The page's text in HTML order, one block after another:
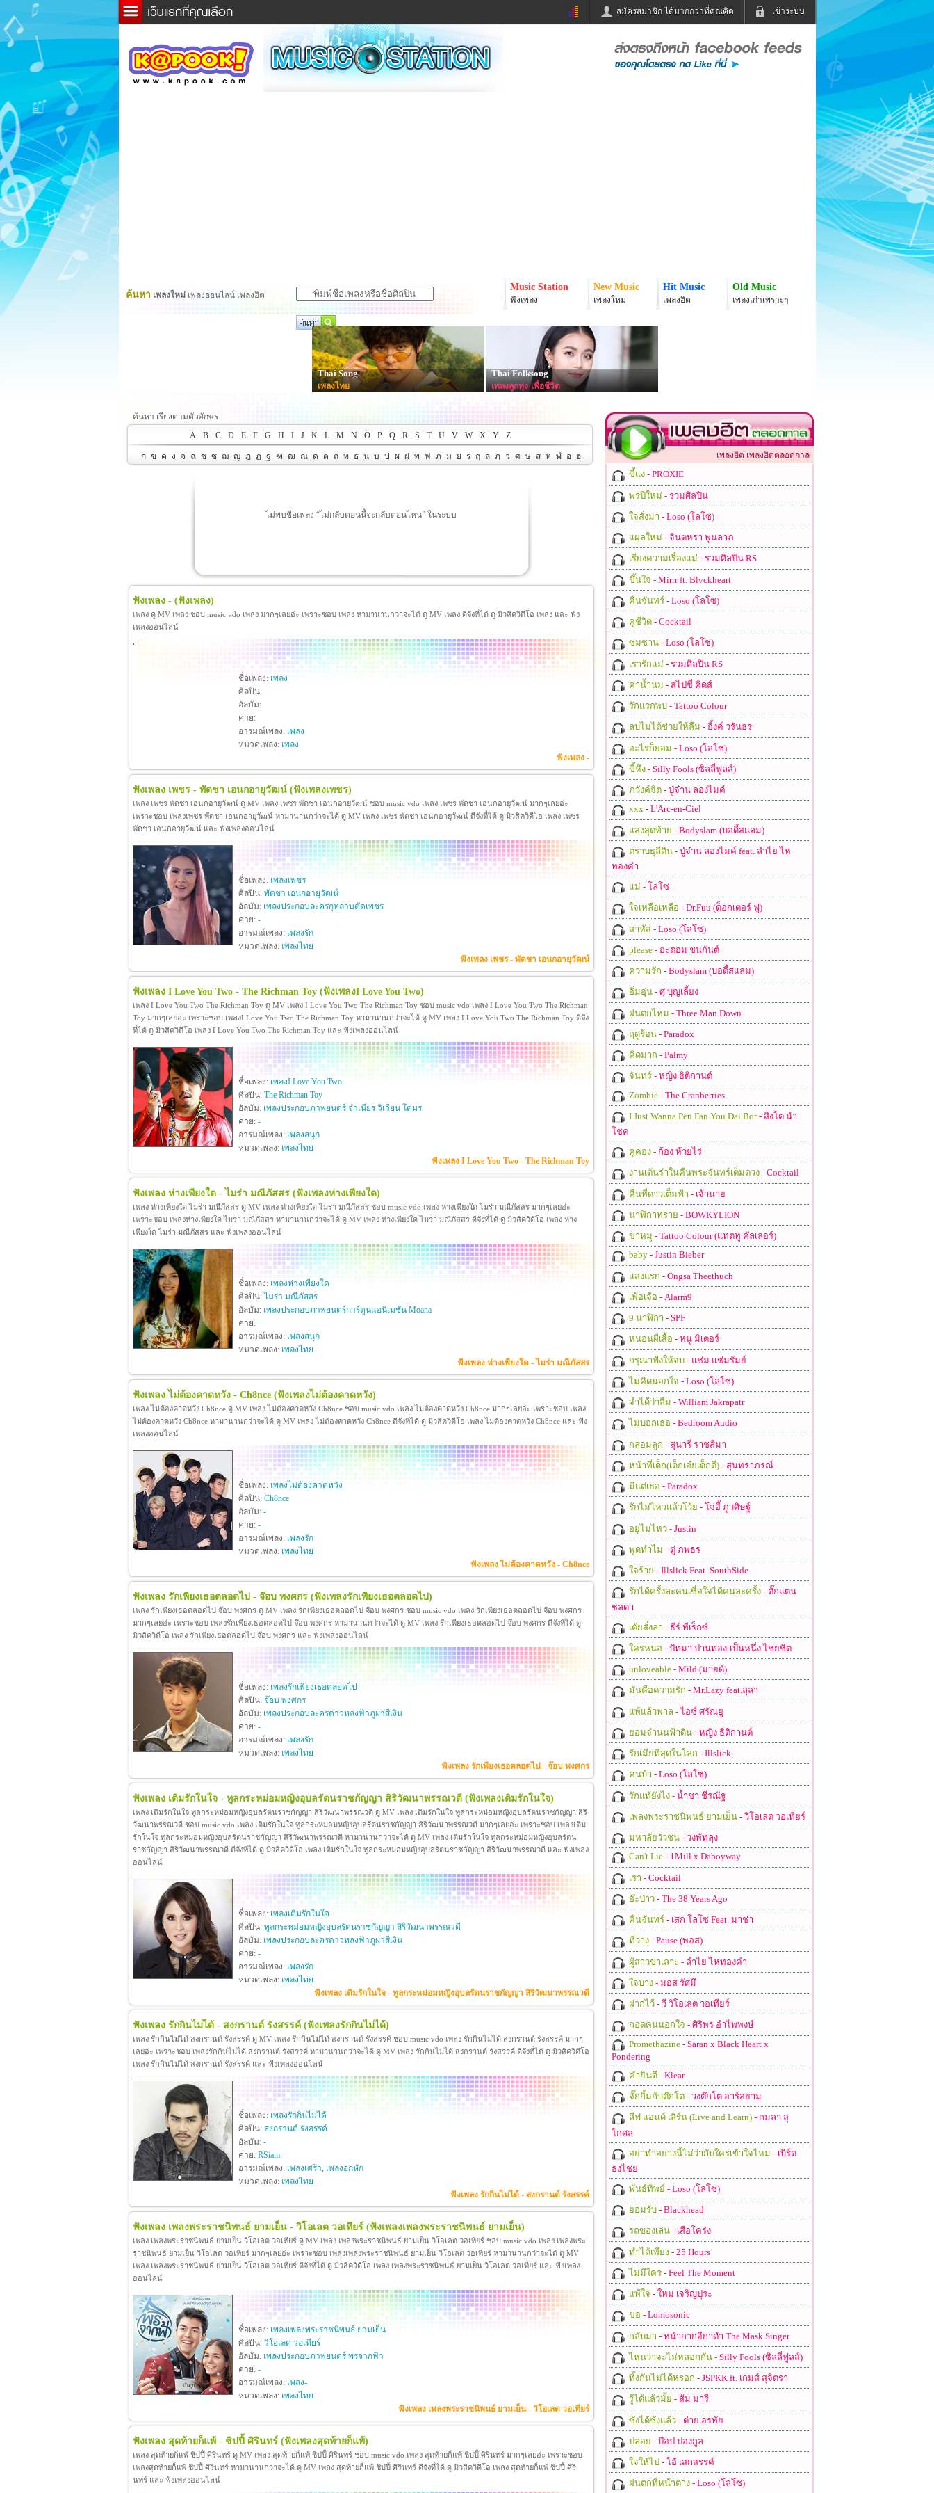
เข้าระบบ
สมัครสมาชิก ได้มากกว่าที่คุณคิด
ข่าวด่วน ข่าวสั้น
ละคร
หนังใหม่
ฟังวิทยุออนไลน์
หมากรุกไทย
Email
ค้นหา เพลงใหม่ เพลงออนไลน์ เพลงฮิต
Music Station
ฟังเพลง
New Music
เพลงใหม่
Hit Music
เพลงฮิต
Old Music
เพลงเก่าเพราะๆ
Thai Song
เพลงไทย
Thai Folksong
เพลงลูกทุ่ง-เพื่อชีวิต
ค้นหา เรียงตามตัวอักษร
A
B C D E F G H I J K L M N O P Q R S T U V W X Y Z
ก ข ค ง จ ฉ ช ซ ฌ ญ ฎ ฏ ฐ ฑ ฒ ณ ด ต ถ ท ธ น บ ป ผ ฝ พ ฟ ภ ม ย ร ฤ ล ฦ ว ศ ษ ส ห ฬ อ ฮ
ไม่พบชื่อเพลง “ไม่กลับตอนนี้จะกลับตอนไหน” ในระบบ
ฟังเพลง - (ฟังเพลง)
เพลง ดู MV เพลง ชอบ music vdo เพลง มากๆเลยอ่ะ เพราะชอบ เพลง หามานานกว่าจะได้ ดู MV เพลง ดีจังที่ได้ ดู มิวสิควิดีโอ เพลง และ ฟัง
เพลงออนไลน์
ชื่อเพลง: เพลง
ศิลปิน:
อัลบัม:
ค่าย:
อารมณ์เพลง: เพลง
หมวดเพลง: เพลง
ฟังเพลง -
ฟังเพลง เพชร - พัดชา เอนกอายุวัฒน์ (ฟังเพลงเพชร)
เพลง เพชร พัดชา เอนกอายุวัฒน์ ดู MV เพลง เพชร พัดชา เอนกอายุวัฒน์ ชอบ music vdo เพลง เพชร พัดชา เอนกอายุวัฒน์ มากๆเลยอ่ะ
เพราะชอบ เพลงเพชร พัดชา เอนกอายุวัฒน์ หามานานกว่าจะได้ ดู MV เพลง เพชร พัดชา เอนกอายุวัฒน์ ดีจังที่ได้ ดู มิวสิควิดีโอ เพลง เพชร
พัดชา เอนกอายุวัฒน์ และ ฟังเพลงออนไลน์
ชื่อเพลง: เพลงเพชร
ศิลปิน: พัดชา เอนกอายุวัฒน์
อัลบัม: เพลงประกอบละครกุหลาบตัดเพชร
ค่าย: -
อารมณ์เพลง: เพลงรัก
หมวดเพลง: เพลงไทย
ฟังเพลง เพชร - พัดชา เอนกอายุวัฒน์
ฟังเพลง I Love You Two - The Richman Toy (ฟังเพลงI Love You Two)
เพลง I Love You Two The Richman Toy ดู MV เพลง I Love You Two The Richman Toy ชอบ music vdo เพลง I Love You Two The Richman
Toy มากๆเลยอ่ะ เพราะชอบ เพลงI Love You Two The Richman Toy หามานานกว่าจะได้ ดู MV เพลง I Love You Two The Richman Toy ดีจัง
ที่ได้ ดู มิวสิควิดีโอ เพลง I Love You Two The Richman Toy และ ฟังเพลงออนไลน์
ชื่อเพลง: เพลงI Love You Two
ศิลปิน: The Richman Toy
อัลบัม: เพลงประกอบภาพยนตร์ จำเนียร วิเวียน โตมร
ค่าย: -
อารมณ์เพลง: เพลงสนุก
หมวดเพลง: เพลงไทย
ฟังเพลง I Love You Two - The Richman Toy
ฟังเพลง ห่างเพียงใด - ไมร่า มณีภัสสร (ฟังเพลงห่างเพียงใด)
เพลง ห่างเพียงใด ไมร่า มณีภัสสร ดู MV เพลง ห่างเพียงใด ไมร่า มณีภัสสร ชอบ music vdo เพลง ห่างเพียงใด ไมร่า มณีภัสสร มากๆเลยอ่ะ
เพราะชอบ เพลงห่างเพียงใด ไมร่า มณีภัสสร หามานานกว่าจะได้ ดู MV เพลง ห่างเพียงใด ไมร่า มณีภัสสร ดีจังที่ได้ ดู มิวสิควิดีโอ เพลง ห่าง
เพียงใด ไมร่า มณีภัสสร และ ฟังเพลงออนไลน์
ชื่อเพลง: เพลงห่างเพียงใด
ศิลปิน: ไมร่า มณีภัสสร
อัลบัม: เพลงประกอบภาพยนตร์การ์ตูนแอนิเมชั่น Moana
ค่าย: -
อารมณ์เพลง: เพลงสนุก
หมวดเพลง: เพลงไทย
ฟังเพลง ห่างเพียงใด - ไมร่า มณีภัสสร
ฟังเพลง ไม่ต้องคาดหวัง - Ch8nce (ฟังเพลงไม่ต้องคาดหวัง)
เพลง ไม่ต้องคาดหวัง Ch8nce ดู MV เพลง ไม่ต้องคาดหวัง Ch8nce ชอบ music vdo เพลง ไม่ต้องคาดหวัง Ch8nce มากๆเลยอ่ะ เพราะชอบ เพลง
ไม่ต้องคาดหวัง Ch8nce หามานานกว่าจะได้ ดู MV เพลง ไม่ต้องคาดหวัง Ch8nce ดีจังที่ได้ ดู มิวสิควิดีโอ เพลง ไม่ต้องคาดหวัง Ch8nce และ ฟัง
เพลงออนไลน์
ชื่อเพลง: เพลงไม่ต้องคาดหวัง
ศิลปิน: Ch8nce
อัลบัม: -
ค่าย: -
อารมณ์เพลง: เพลงรัก
หมวดเพลง: เพลงไทย
ฟังเพลง ไม่ต้องคาดหวัง - Ch8nce
ฟังเพลง รักเพียงเธอตลอดไป - จ๊อบ พงศกร (ฟังเพลงรักเพียงเธอตลอดไป)
เพลง รักเพียงเธอตลอดไป จ๊อบ พงศกร ดู MV เพลง รักเพียงเธอตลอดไป จ๊อบ พงศกร ชอบ music vdo เพลง รักเพียงเธอตลอดไป จ๊อบ พงศกร
มากๆเลยอ่ะ เพราะชอบ เพลงรักเพียงเธอตลอดไป จ๊อบ พงศกร หามานานกว่าจะได้ ดู MV เพลง รักเพียงเธอตลอดไป จ๊อบ พงศกร ดีจังที่ได้ ดู
มิวสิควิดีโอ เพลง รักเพียงเธอตลอดไป จ๊อบ พงศกร และ ฟังเพลงออนไลน์
ชื่อเพลง: เพลงรักเพียงเธอตลอดไป
ศิลปิน: จ๊อบ พงศกร
อัลบัม: เพลงประกอบละครดาวหลงฟ้าภูผาสีเงิน
ค่าย: -
อารมณ์เพลง: เพลงรัก
หมวดเพลง: เพลงไทย
ฟังเพลง รักเพียงเธอตลอดไป - จ๊อบ พงศกร
ฟังเพลง เติมรักในใจ - ทูลกระหม่อมหญิงอุบลรัตนราชกัญญา สิริวัฒนาพรรณวดี (ฟังเพลงเติมรักในใจ)
เพลง เติมรักในใจ ทูลกระหม่อมหญิงอุบลรัตนราชกัญญา สิริวัฒนาพรรณวดี ดู MV เพลง เติมรักในใจ ทูลกระหม่อมหญิงอุบลรัตนราชกัญญา สิริ
วัฒนาพรรณวดี ชอบ music vdo เพลง เติมรักในใจ ทูลกระหม่อมหญิงอุบลรัตนราชกัญญา สิริวัฒนาพรรณวดี มากๆเลยอ่ะ เพราะชอบ เพลงเติม
รักในใจ ทูลกระหม่อมหญิงอุบลรัตนราชกัญญา สิริวัฒนาพรรณวดี หามานานกว่าจะได้ ดู MV เพลง เติมรักในใจ ทูลกระหม่อมหญิงอุบลรัตน
ราชกัญญา สิริวัฒนาพรรณวดี ดีจังที่ได้ ดู มิวสิควิดีโอ เพลง เติมรักในใจ ทูลกระหม่อมหญิงอุบลรัตนราชกัญญา สิริวัฒนาพรรณวดี และ ฟังเพลง
ออนไลน์
ชื่อเพลง: เพลงเติมรักในใจ
ศิลปิน: ทูลกระหม่อมหญิงอุบลรัตนราชกัญญา สิริวัฒนาพรรณวดี
อัลบัม: เพลงประกอบละครดาวหลงฟ้าภูผาสีเงิน
ค่าย: -
อารมณ์เพลง: เพลงรัก
หมวดเพลง: เพลงไทย
ฟังเพลง เติมรักในใจ - ทูลกระหม่อมหญิงอุบลรัตนราชกัญญา สิริวัฒนาพรรณวดี
ฟังเพลง รักกินไม่ได้ - สงกรานต์ รังสรรค์ (ฟังเพลงรักกินไม่ได้)
เพลง รักกินไม่ได้ สงกรานต์ รังสรรค์ ดู MV เพลง รักกินไม่ได้ สงกรานต์ รังสรรค์ ชอบ music vdo เพลง รักกินไม่ได้ สงกรานต์ รังสรรค์ มากๆ
เลยอ่ะ เพราะชอบ เพลงรักกินไม่ได้ สงกรานต์ รังสรรค์ หามานานกว่าจะได้ ดู MV เพลง รักกินไม่ได้ สงกรานต์ รังสรรค์ ดีจังที่ได้ ดู มิวสิควิดีโอ
เพลง รักกินไม่ได้ สงกรานต์ รังสรรค์ และ ฟังเพลงออนไลน์
ชื่อเพลง: เพลงรักกินไม่ได้
ศิลปิน: สงกรานต์ รังสรรค์
อัลบัม: -
ค่าย: RSiam
อารมณ์เพลง: เพลงเศร้า, เพลงอกหัก
หมวดเพลง: เพลงไทย
ฟังเพลง รักกินไม่ได้ - สงกรานต์ รังสรรค์
ฟังเพลง เพลงพระราชนิพนธ์ ยามเย็น - วิโอเลต วอเทียร์ (ฟังเพลงเพลงพระราชนิพนธ์ ยามเย็น)
เพลง เพลงพระราชนิพนธ์ ยามเย็น วิโอเลต วอเทียร์ ดู MV เพลง เพลงพระราชนิพนธ์ ยามเย็น วิโอเลต วอเทียร์ ชอบ music vdo เพลง เพลงพระ
ราชนิพนธ์ ยามเย็น วิโอเลต วอเทียร์ มากๆเลยอ่ะ เพราะชอบ เพลงเพลงพระราชนิพนธ์ ยามเย็น วิโอเลต วอเทียร์ หามานานกว่าจะได้ ดู MV
เพลง เพลงพระราชนิพนธ์ ยามเย็น วิโอเลต วอเทียร์ ดีจังที่ได้ ดู มิวสิควิดีโอ เพลง เพลงพระราชนิพนธ์ ยามเย็น วิโอเลต วอเทียร์ และ ฟังเพลง
ออนไลน์
ชื่อเพลง: เพลงเพลงพระราชนิพนธ์ ยามเย็น
ศิลปิน: วิโอเลต วอเทียร์
อัลบัม: เพลงประกอบภาพยนตร์ พรจากฟ้า
ค่าย: -
อารมณ์เพลง: เพลง-
หมวดเพลง: เพลงไทย
ฟังเพลง เพลงพระราชนิพนธ์ ยามเย็น - วิโอเลต วอเทียร์
ฟังเพลง สุดท้ายก็แพ้ - ชิปปี้ ศิรินทร์ (ฟังเพลงสุดท้ายก็แพ้)
เพลง สุดท้ายก็แพ้ ชิปปี้ ศิรินทร์ ดู MV เพลง สุดท้ายก็แพ้ ชิปปี้ ศิรินทร์ ชอบ music vdo เพลง สุดท้ายก็แพ้ ชิปปี้ ศิรินทร์ มากๆเลยอ่ะ เพราะชอบ
เพลงสุดท้ายก็แพ้ ชิปปี้ ศิรินทร์ หามานานกว่าจะได้ ดู MV เพลง สุดท้ายก็แพ้ ชิปปี้ ศิรินทร์ ดีจังที่ได้ ดู มิวสิควิดีโอ เพลง สุดท้ายก็แพ้ ชิปปี้ ศิริ
นทร์ และ ฟังเพลงออนไลน์
เพลงฮิต เพลงฮิตตลอดกาล
ขี้แง- PROXIE
พรปีใหม่ - รวมศิลปิน
ใจสั่งมา - Loso (โลโซ)
แผลใหม่ - จินตหรา พูนลาภ
เรียงความเรื่องแม่ - รวมศิลปิน RS
ขึ้นใจ - Mirrr ft. Blvckheart
คืนจันทร์- Loso (โลโซ)
คู่ชีวิต- Cocktail
ซมซาน- Loso (โลโซ)
เรารักแม่ - รวมศิลปิน RS
ค่าน้ำนม - สไปซี่ คิดส์
รักแรกพบ- Tattoo Colour
ลบไม่ได้ช่วยให้ลืม - อิ้งค์ วรันธร
อะไรก็ยอม - Loso (โลโซ)
ขี้หึง- Silly Fools (ซิลลี่ฟูลส์)
ภวังค์จิต- ปู่จ๋าน ลองไมค์
xxx- L'Arc-en-Ciel
แสงสุดท้าย - Bodyslam (บอดี้สแลม)
ตราบธุลีดิน- ปู่จ๋าน ลองไมค์ feat. ลำไย ไห
ทองคำ
แม่ - โลโซ
ใจเหลือเหลือ - Dr.Fuu (ด็อกเตอร์ ฟู)
สาหัส- Loso (โลโซ)
please- อะตอม ชนกันต์
ความรัก - Bodyslam (บอดี้สแลม)
อิ่มอุ่น- ศุ บุญเลี้ยง
ฝนตกไหม - Three Man Down
ฤดูร้อน- Paradox
คิดมาก - Palmy
จันทร์- หญิง ธิติกานต์
Zombie- The Cranberries
I Just Wanna Pen Fan You Dai Bor- สิงโต นำ
โชค
คู่คอง- ก้อง ห้วยไร่
งานเต้นรำในคืนพระจันทร์เต็มดวง- Cocktail
คืนที่ดาวเต็มฟ้า - เจ้านาย
นาฬิกาทราย - BOWKYLION
ขาหมู - Tattoo Colour (แทตทู คัลเลอร์)
baby- Justin Bieber
แสงแรก - Ongsa Theethuch
เพ้อเจ้อ - Alarm9
9 นาฬิกา - SPF
หนอนผีเสื้อ - หนู มิเตอร์
กรุณาฟังให้จบ- แช่ม แช่มรัมย์
ไม่คิดนอกใจ - Loso (โลโซ)
จำได้ว่าลืม - William Jakrapatr
ไม่บอกเธอ - Bedroom Audio
กล่อมลูก - สุนารี ราชสีมา
หน้าที่เด็ก(เด็กเอ๋ยเด็กดี)- สุนทราภรณ์
มีแต่เธอ - Paradox
รักไม่ไหวแล้วโว้ย - โจอี้ ภูวศิษฐ์
อยู่ไม่ไหว- Justin
พูดทำไม - ตู่ ภพธร
ใจร้าย - Illslick Feat. SouthSide
รักได้ครั้งละคนเชื่อใจได้คนละครั้ง- ตั๊กแตน
ชลดา
เต้ยสั่งลา - ธีร์ ทีเร็กซ์
ใครหนอ - ปัทมา ปานทอง-เป็นหนึ่ง ไชยชิต
unloveable- Mild (มายด์)
มันคือความรัก - Mr.Lazy feat.ลุลา
แพ้แล้วพาล - ไอซ์ ศรัณยู
ยอมจำนนฟ้าดิน- หญิง ธิติกานต์
รักเมียที่สุดในโลก - Illslick
คนบ้า - Loso (โลโซ)
รักแท้ยังไง- น้ำชา ชีรณัฐ
เพลงพระราชนิพนธ์ ยามเย็น- วิโอเลต วอเทียร์
มหาลัยวัวชน- วงพัทลุง
Can't Lie- 1Mill x Daboyway
เรา - Cocktail
อ๊ะป่าว- The 38 Years Ago
คืนจันทร์- เสก โลโซ Feat. มาช่า
ที่ว่าง- Pause (พอส)
ผู้สาวขาเลาะ - ลำไย ไหทองคำ
ใจบาง- มอส รัศมี
ฝากไว้- วี วิโอเลต วอเทียร์
กอดคนนอกใจ - ศิริพร อำไพพงษ์
Promethazine- Saran x Black Heart x
Pondering
คำยินดี- Klear
จั๊กกิ้มกับต๊กโต- วงต๊กโต อาร์สยาม
ลีฟ แอนด์ เลิร์น (Live and Learn)- กมลา สุ
โกศล
อย่าทำอย่างนี้ไม่ว่ากับใครเข้าใจไหม - เบิร์ด
ธงไชย
พันธ์ทิพย์ - Loso (โลโซ)
ยอมรับ- Blackhead
รถของเล่น- เสือโคร่ง
ทำได้เพียง- 25 Hours
ไม่มีใคร- Feel The Moment
แพ้ใจ - ใหม่ เจริญปุระ
ขอ - Lomosonic
กลับมา - หน้ากากอีกาดำ The Mask Singer
ไหนว่าจะไม่หลอกกัน- Silly Fools (ซิลลี่ฟูลส์)
ทิ้งกันไม่ได้หรอก - JSPKK ft. เกมส์ สุจิตรา
รู้ได้แล้วมั้ย - ส้ม มารี
ซังได้ซังแล้ว- ต่าย อรทัย
ปล่อย - ป๊อป ปองกูล
ใจให้ไป - โอ้ เสกสรรค์
ฝนตกที่หน้าต่าง- Loso (โลโซ)